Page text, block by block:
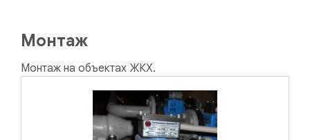
Монтаж
Монтаж на объектах ЖКХ.